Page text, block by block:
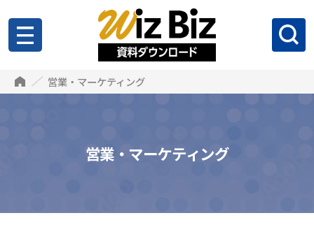
営業・マーケティング
営業・マーケティング